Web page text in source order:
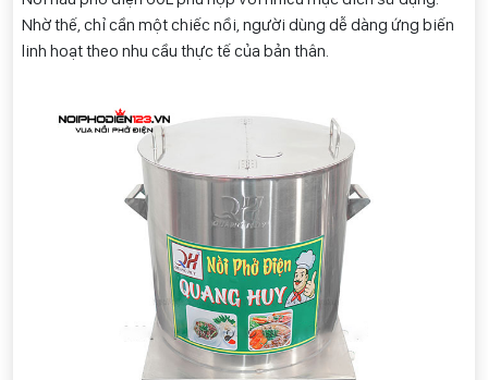
Nhờ thế, chỉ cần một chiếc nồi, người dùng dễ dàng ứng biến
linh hoạt theo nhu cầu thực tế của bản thân.